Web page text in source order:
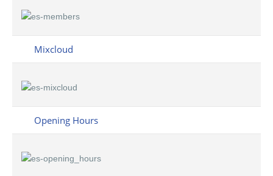
Mixcloud
Opening Hours